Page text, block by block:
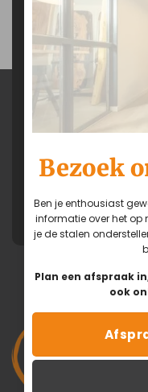
Bezoek
Ben je enthousiast
informatie over het op
je de stalen
Plan een afspraak
ook
geworden? Wil je meer
op maat laten maken
je de stalen
De massief houten
Neem contact op